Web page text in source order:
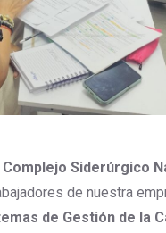
Complejo Siderúrgico
de nuestra
de Gestión de la